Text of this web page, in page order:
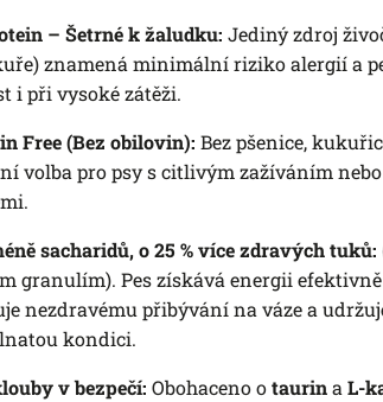
– Šetrné k žaludku: Jediný zdroj
znamená minimální riziko alergií a
i při vysoké zátěži.
Free (Bez obilovin): Bez pšenice,
volba pro psy s citlivým zažíváním nebo
sacharidů, o 25 % více zdravých tuků:
granulím). Pes získává energii
nezdravému přibývání na váze a
kondici.
v bezpečí: Obohaceno otaurinaL-